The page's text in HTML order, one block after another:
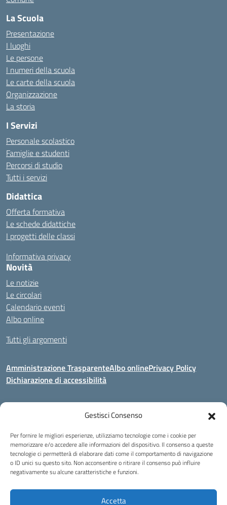
Gestisci Consenso
Per fornire le migliori esperienze, utilizziamo tecnologie come i cookie per
memorizzare e/o accedere alle informazioni del dispositivo. Il consenso a queste
tecnologie ci permetterà di elaborare dati come il comportamento di navigazione
o ID unici su questo sito. Non acconsentire o ritirare il consenso può influire
negativamente su alcune caratteristiche e funzioni.
Accetta
La Scuola
Presentazione
I luoghi
Le persone
I numeri della scuola
Le carte della scuola
Organizzazione
La storia
I Servizi
Personale scolastico
Famiglie e studenti
Percorsi di studio
Tutti i servizi
Didattica
Offerta formativa
Le schede didattiche
I progetti delle classi
Informativa privacy
Novità
Le notizie
Le circolari
Calendario eventi
Albo online
Tutti gli argomenti
Amministrazione TrasparenteAlbo onlinePrivacy Policy
Dichiarazione di accessibilità
Via Corridoni 34/36 Milano
Posta elettronica certificata (PEC):miic8de001@pec.istruzione.it
Codice fiscale: 80124970155
Istituto Omnicomprensivo Musicale Statale
Via Corridoni 34/36 Milano | Tel. 02 88446647 Fax 02-88.440.328
miic8de001@istruzione.it | miic8de001@pec.istruzione.it